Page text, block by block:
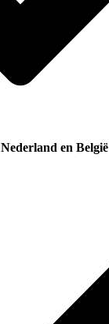
Nederland en België